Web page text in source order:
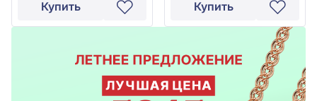
Купить Купить